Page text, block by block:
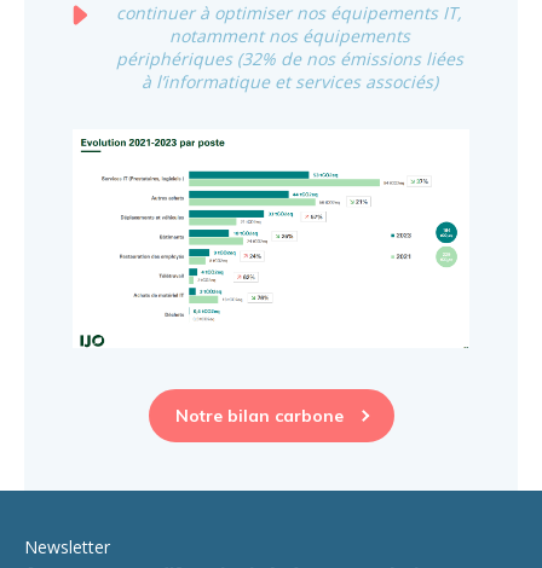
continuer à optimiser nos équipements IT,
notamment nos équipements
périphériques (32% de nos émissions liées
à l’informatique et services associés)
Notre bilan carbone
Newsletter